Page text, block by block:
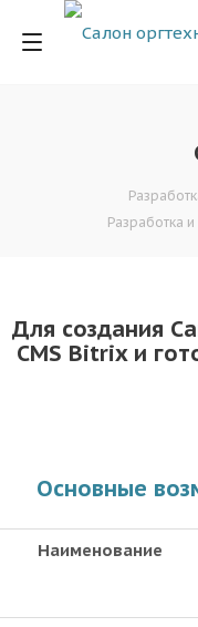
Разработка
Для создания
CMS Bitrix и
Основные
Наименование